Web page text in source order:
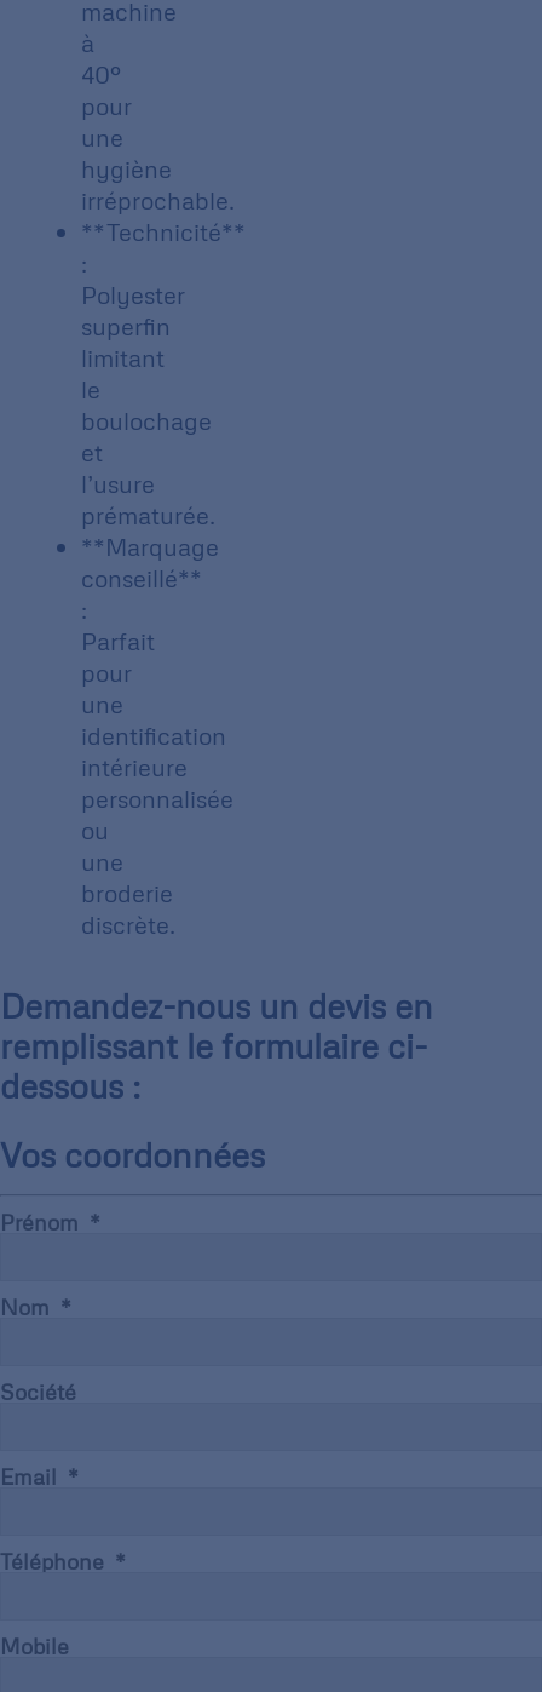
machine
à
40°
pour
une
hygiène
irréprochable.
**Technicité**
:
Polyester
superfin
limitant
le
boulochage
et
l’usure
prématurée.
**Marquage
conseillé**
:
Parfait
pour
une
identification
intérieure
personnalisée
ou
une
broderie
discrète.
Demandez-nous un devis en
remplissant le formulaire ci-
dessous :
Vos coordonnées
Prénom
Nom
Société
Email
Téléphone
Mobile